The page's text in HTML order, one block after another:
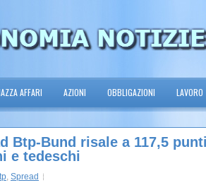
AFFARI AZIONI OBBLIGAZIONI LAVORO
Btp-Bund risale a 117,5
e tedeschi
, Spread